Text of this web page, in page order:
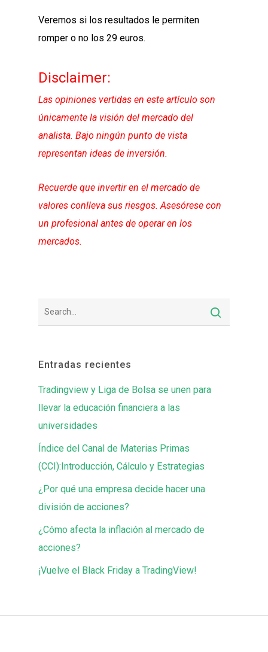
Veremos si los resultados le permiten
romper o no los 29 euros.
Disclaimer:
Las opiniones vertidas en este artículo son
únicamente la visión del mercado del
analista. Bajo ningún punto de vista
representan ideas de inversión.
Recuerde que invertir en el mercado de
valores conlleva sus riesgos. Asesórese con
un profesional antes de operar en los
mercados.
Entradas recientes
Tradingview y Liga de Bolsa se unen para
llevar la educación financiera a las
universidades
Índice del Canal de Materias Primas
(CCI):Introducción, Cálculo y Estrategias
¿Por qué una empresa decide hacer una
división de acciones?
¿Cómo afecta la inflación al mercado de
acciones?
¡Vuelve el Black Friday a TradingView!